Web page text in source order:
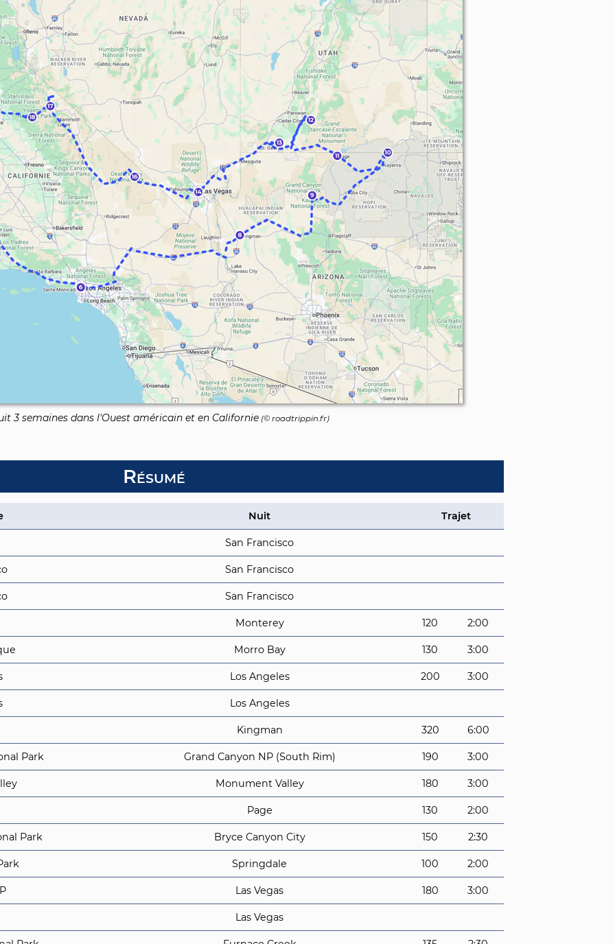
3 semaines dans l'Ouest américain et en Californie(© roadtrippin.fr)
Résumé
Nuit Trajet
San Francisco
San Francisco
San Francisco
Monterey 120 2:00
Morro Bay 130 3:00
Los Angeles 200 3:00
Los Angeles
Kingman 320 6:00
Park Grand Canyon NP (South Rim) 190 3:00
Monument Valley 180 3:00
Page 130 2:00
Park Bryce Canyon City 150 2:30
Springdale 100 2:00
Las Vegas 180 3:00
Las Vegas